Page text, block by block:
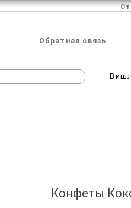
Обратная связь
Конфеты